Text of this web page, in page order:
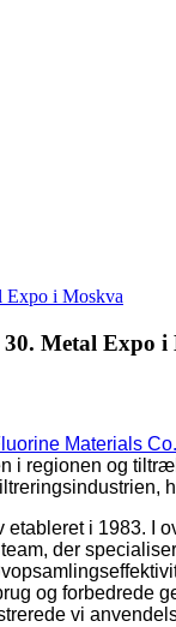
Expo i Moskva
Metal Expo i
Materials
i regionen og
i 1983.
der
og forbedrede
vi